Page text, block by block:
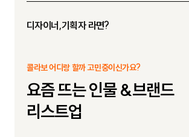
디자이너,기획자 라면?
콜라보 어디랑 할까 고민중이신가요?
요즘 뜨는 인물 &브랜드
리스트업